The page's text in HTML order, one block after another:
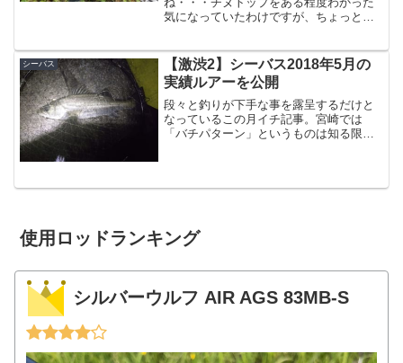
気になっていたわけですが、ちょっと反
ルアーだけでも釣れるじゃん」と思って
いたんですよ。なんですが...
シーバス
【激渋2】シーバス2018年5月の
実績ルアーを公開
段々と釣りが下手な事を露呈するだけと
なっているこの月イチ記事。宮崎では
「バチパターン」というものは知る限り
でそこは大目に・・。５月概...
使用ロッドランキング
シルバーウルフ AIR AGS 83MB-S